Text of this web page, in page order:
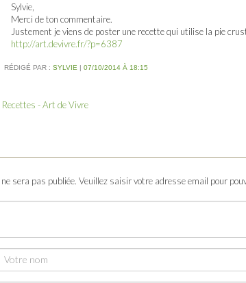
Sylvie,
Merci de ton commentaire.
Justement je viens de poster une recette qui utilise la pie
http://art.devivre.fr/?p=6387
RÉDIGÉ PAR : SYLVIE | 07/10/2014 À 18:15
Recettes - Art de Vivre
sera pas publiée. Veuillez saisir votre adresse email pour